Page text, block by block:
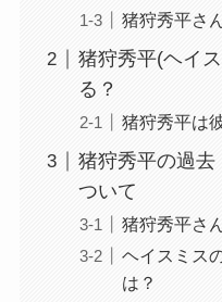
猪狩秀平さ
猪狩秀平(ヘイ
る？
猪狩秀平は
猪狩秀平の過去
ついて
猪狩秀平さ
ヘイスミス
は？